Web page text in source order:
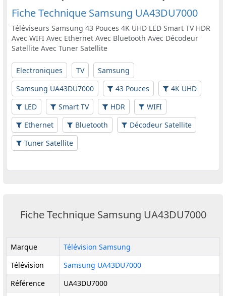
Fiche Technique Samsung UA43DU7000
Téléviseurs Samsung 43 Pouces 4K UHD LED Smart TV HDR
Avec WIFI Avec Ethernet Avec Bluetooth Avec Décodeur
Satellite Avec Tuner Satellite
Electroniques TV
Samsung
Samsung UA43DU7000
43 Pouces
4K UHD
LED
Smart TV HDR
WIFI
Ethernet
Bluetooth
Décodeur Satellite
Tuner Satellite
Fiche Technique Samsung UA43DU7000
Marque
Télévision Samsung
Télévision
Samsung UA43DU7000
Référence
UA43DU7000